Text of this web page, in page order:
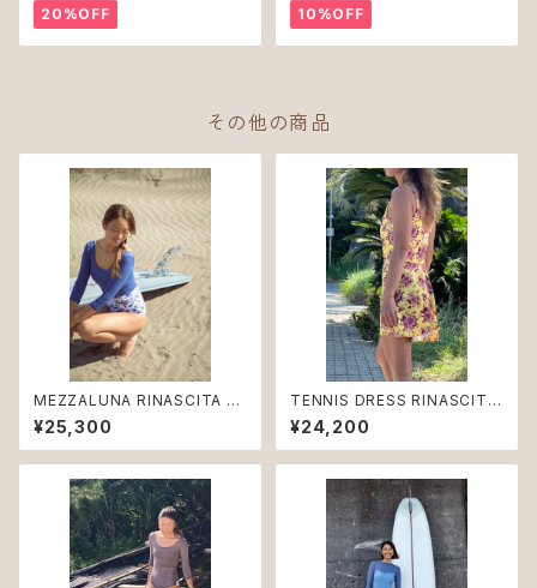
20%OFF 10%OFF
その他の商品
MEZZALUNA RINASCITA Pa
isley
¥25,300
TENNIS DRESS RINASCITA
Bouquet
¥24,200